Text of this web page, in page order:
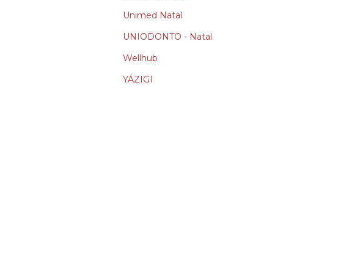
Unimed Natal
UNIODONTO - Natal
Wellhub
YÁZIGI